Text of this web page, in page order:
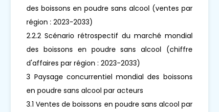
des boissons en poudre sans alcool (ventes par
région : 2023-2033)
2.2.2 Scénario rétrospectif du marché mondial
des boissons en poudre sans alcool (chiffre
d'affaires par région : 2023-2033)
3 Paysage concurrentiel mondial des boissons
en poudre sans alcool par acteurs
3.1 Ventes de boissons en poudre sans alcool par